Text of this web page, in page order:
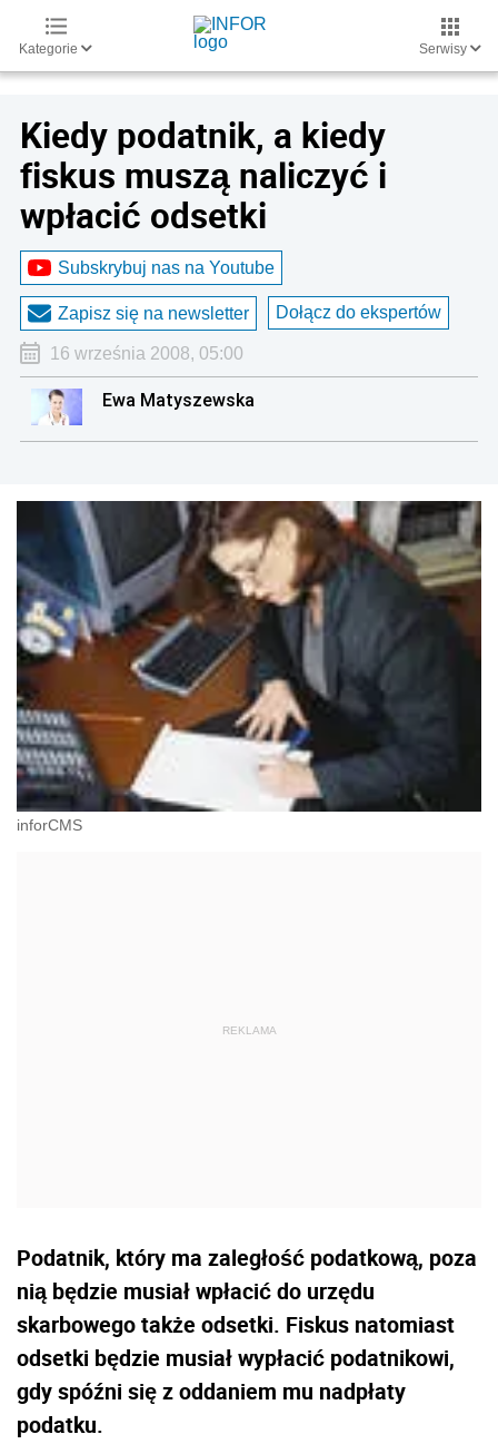
Kategorie Serwisy
Kiedy podatnik, a kiedy
fiskus muszą naliczyć i
wpłacić odsetki
Subskrybuj nas na Youtube
Zapisz się na newsletter Dołącz do ekspertów
16 września 2008, 05:00
Ewa Matyszewska
inforCMS
Podatnik, który ma zaległość podatkową, poza
nią będzie musiał wpłacić do urzędu
skarbowego także odsetki. Fiskus natomiast
odsetki będzie musiał wypłacić podatnikowi,
gdy spóźni się z oddaniem mu nadpłaty
podatku.